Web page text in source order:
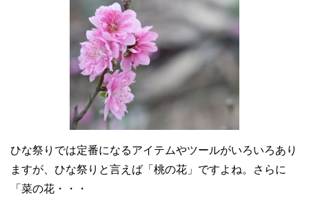
ひな祭りでは定番になるアイテムやツールがいろいろあり
ますが、ひな祭りと言えば「桃の花」ですよね。さらに
「菜の花・・・